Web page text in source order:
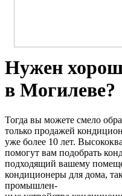
Нужен
в Могилеве?
Тогда вы можете смело
только продажей
уже более 10 лет.
помогут вам подобрать
подходящий вашему
кондиционеры для дома,
промышлен-